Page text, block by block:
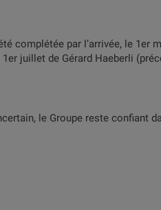
complétée par l’arrivée, le 1er
juillet de Gérard Haeberli
le Groupe reste confiant